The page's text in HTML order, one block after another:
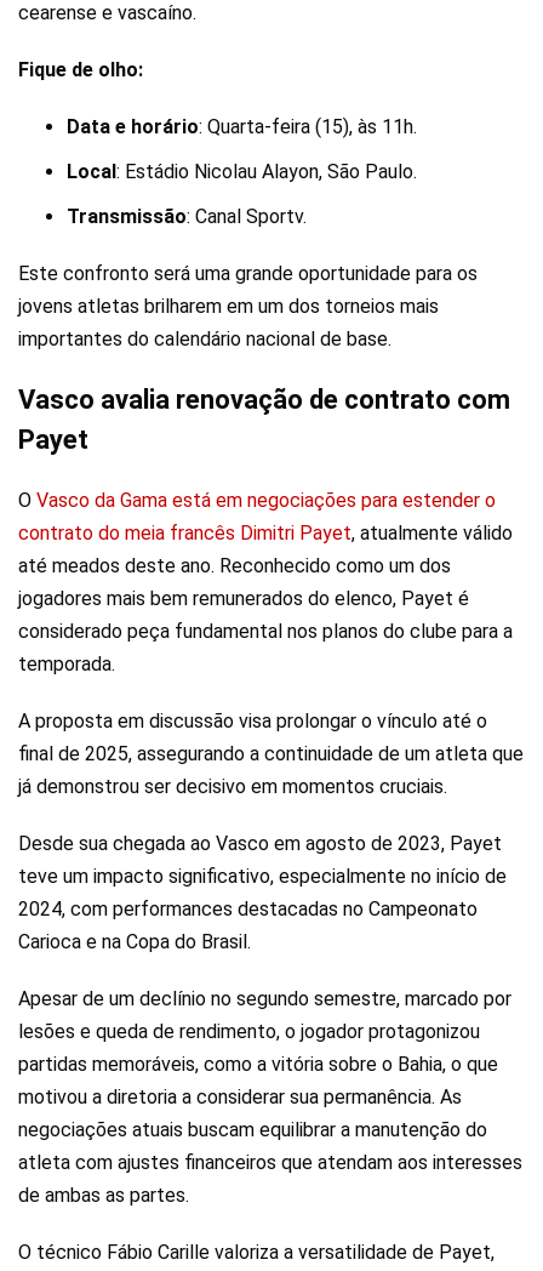
cearense e vascaíno.
Fique de olho:
Data e horário: Quarta-feira (15), às 11h.
Local : Estádio Nicolau Alayon, São Paulo.
Transmissão: Canal Sportv.
Este confronto será uma grande oportunidade para os
jovens atletas brilharem em um dos torneios mais
importantes do calendário nacional de base.
Vasco avalia renovação de contrato com
Payet
O Vasco da Gama está em negociações para estender o
contrato do meia francês Dimitri Payet, atualmente válido
até meados deste ano. Reconhecido como um dos
jogadores mais bem remunerados do elenco, Payet é
considerado peça fundamental nos planos do clube para a
temporada.
A proposta em discussão visa prolongar o vínculo até o
final de 2025, assegurando a continuidade de um atleta que
já demonstrou ser decisivo em momentos cruciais.
Desde sua chegada ao Vasco em agosto de 2023, Payet
teve um impacto significativo, especialmente no início de
2024, com performances destacadas no Campeonato
Carioca e na Copa do Brasil.
Apesar de um declínio no segundo semestre, marcado por
lesões e queda de rendimento, o jogador protagonizou
partidas memoráveis, como a vitória sobre o Bahia, o que
motivou a diretoria a considerar sua permanência. As
negociações atuais buscam equilibrar a manutenção do
atleta com ajustes financeiros que atendam aos interesses
de ambas as partes.
O técnico Fábio Carille valoriza a versatilidade de Payet,